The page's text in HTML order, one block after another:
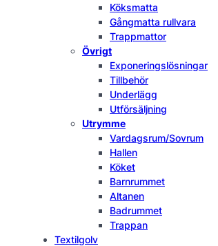
Köksmatta
Gångmatta rullvara
Trappmattor
Övrigt
Exponeringslösningar
Tillbehör
Underlägg
Utförsäljning
Utrymme
Vardagsrum/Sovrum
Hallen
Köket
Barnrummet
Altanen
Badrummet
Trappan
Textilgolv